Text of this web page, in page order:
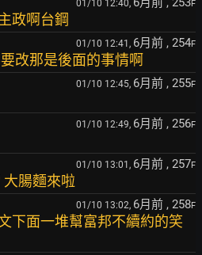
01/10 12:40, F
政啊台鋼
01/10 12:41, 6月前 , 254F
改那是後面的事情啊
01/10 12:45, 6月前 , 255F
01/10 12:49, 6月前 , 256F
01/10 13:01, 6月前 , 257F
大腸麵來啦
01/10 13:02, 6月前 , 258F
下面一堆幫富邦不續約的笑